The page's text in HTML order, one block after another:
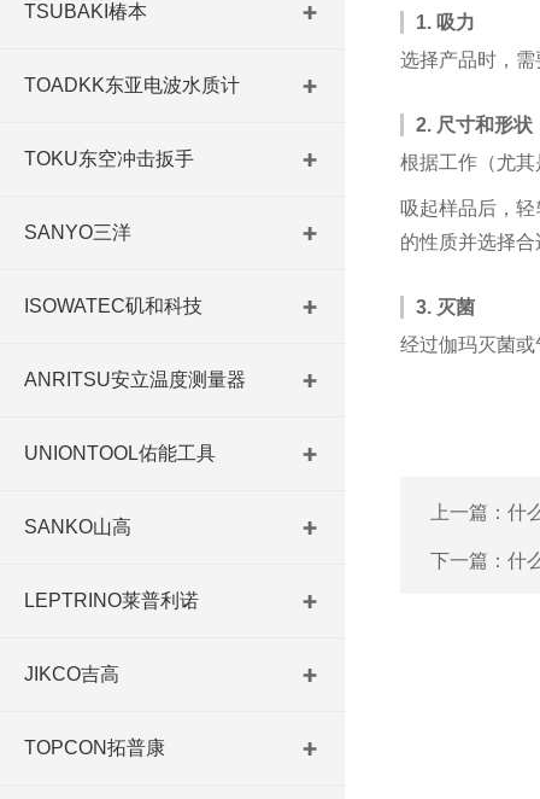
1. 吸力
选择产品时，
2. 尺寸和形状
根据工作（尤
吸起样品后，
的性质并选择
3. 灭菌
经过伽玛灭菌
上一篇： 什
下一篇： 什
TSUBAKI椿本
TOADKK东亚电波水质计
TOKU东空冲击扳手
SANYO三洋
ISOWATEC矶和科技
ANRITSU安立温度测量器
UNIONTOOL佑能工具
SANKO山高
LEPTRINO莱普利诺
JIKCO吉高
TOPCON拓普康